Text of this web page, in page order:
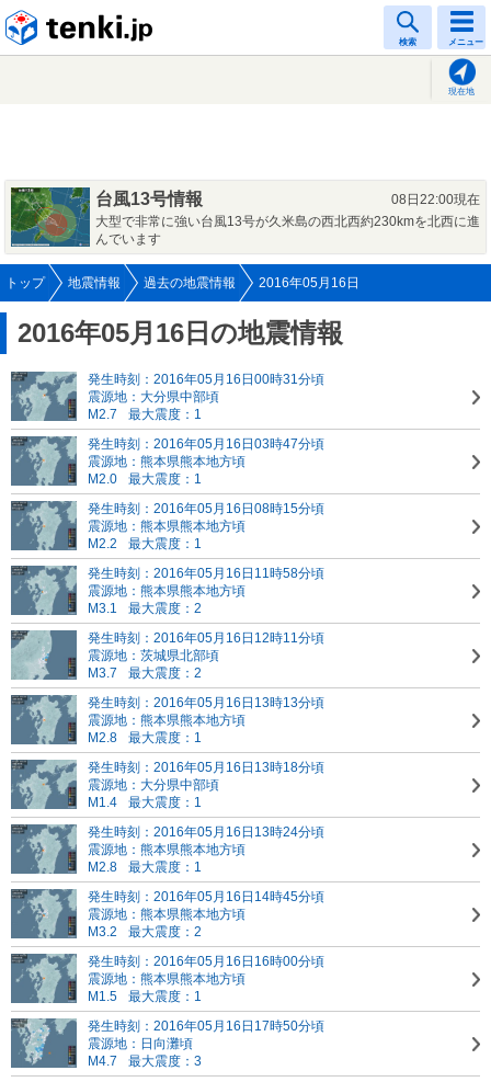
検索 メニュー
現在地
台風13号情報
08日22:00現在
大型で非常に強い台風13号が久米島の西北西約230kmを北西に進
んでいます
トップ 地震情報 過去の地震情報 2016年05月16日
2016年05月16日の地震情報
発生時刻：2016年05月16日00時31分頃
震源地：大分県中部頃
M2.7
最大震度：1
発生時刻：2016年05月16日03時47分頃
震源地：熊本県熊本地方頃
M2.0
最大震度：1
発生時刻：2016年05月16日08時15分頃
震源地：熊本県熊本地方頃
M2.2
最大震度：1
発生時刻：2016年05月16日11時58分頃
震源地：熊本県熊本地方頃
M3.1
最大震度：2
発生時刻：2016年05月16日12時11分頃
震源地：茨城県北部頃
M3.7
最大震度：2
発生時刻：2016年05月16日13時13分頃
震源地：熊本県熊本地方頃
M2.8
最大震度：1
発生時刻：2016年05月16日13時18分頃
震源地：大分県中部頃
M1.4
最大震度：1
発生時刻：2016年05月16日13時24分頃
震源地：熊本県熊本地方頃
M2.8
最大震度：1
発生時刻：2016年05月16日14時45分頃
震源地：熊本県熊本地方頃
M3.2
最大震度：2
発生時刻：2016年05月16日16時00分頃
震源地：熊本県熊本地方頃
M1.5
最大震度：1
発生時刻：2016年05月16日17時50分頃
震源地：日向灘頃
M4.7
最大震度：3